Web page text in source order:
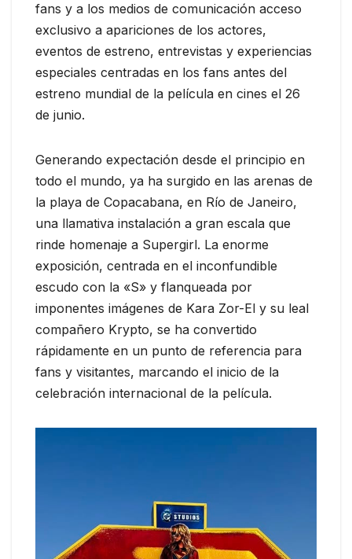
fans y a los medios de comunicación acceso
exclusivo a apariciones de los actores,
eventos de estreno, entrevistas y experiencias
especiales centradas en los fans antes del
estreno mundial de la película en cines el 26
de junio.
Generando expectación desde el principio en
todo el mundo, ya ha surgido en las arenas de
la playa de Copacabana, en Río de Janeiro,
una llamativa instalación a gran escala que
rinde homenaje a Supergirl. La enorme
exposición, centrada en el inconfundible
escudo con la «S» y flanqueada por
imponentes imágenes de Kara Zor-El y su leal
compañero Krypto, se ha convertido
rápidamente en un punto de referencia para
fans y visitantes, marcando el inicio de la
celebración internacional de la película.